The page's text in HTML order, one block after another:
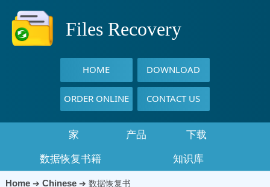
Files Recovery
HOME DOWNLOAD
ORDER ONLINE CONTACT US
家 产品
下载
数据恢复书籍
知识库
Home➔ Chinese➔ 数据恢复书